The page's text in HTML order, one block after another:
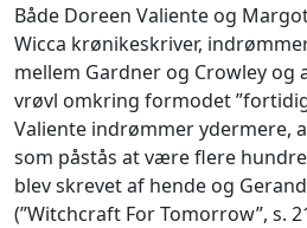
Både Doreen Valiente og
Wicca krønikeskriver,
mellem Gardner og Crowley
vrøvl omkring formodet
Valiente indrømmer ydermere, at
som påstås at være flere
blev skrevet af hende og
(”Witchcraft For Tomorrow”, s.